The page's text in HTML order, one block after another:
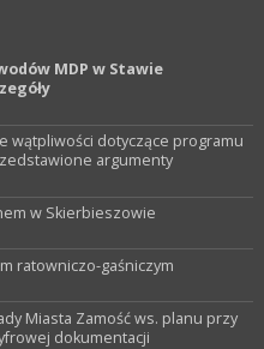
MDP w Stawie
wątpliwości dotyczące programu
argumenty
w Skierbieszowie
ratowniczo-gaśniczym
Miasta Zamość ws. planu przy
dokumentacji